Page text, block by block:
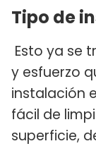
Tipo de
Esto ya se
y esfuerzo
instalación
fácil de
superficie,